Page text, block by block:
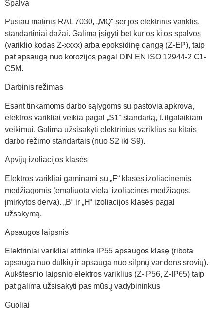
Spalva
Pusiau matinis RAL 7030, „MQ“ serijos elektrinis variklis,
standartiniai dažai. Galima įsigyti bet kurios kitos spalvos
(variklio kodas Z-xxxx) arba epoksidinę dangą (Z-EP), taip
pat apsaugą nuo korozijos pagal DIN EN ISO 12944-2 C1-
C5M.
Darbinis režimas
Esant tinkamoms darbo sąlygoms su pastovia apkrova,
elektros varikliai veikia pagal „S1“ standartą, t. ilgalaikiam
veikimui. Galima užsisakyti elektrinius variklius su kitais
darbo režimo standartais (nuo S2 iki S9).
Apvijų izoliacijos klasės
Elektros varikliai gaminami su „F“ klasės izoliacinėmis
medžiagomis (emaliuota viela, izoliacinės medžiagos,
įmirkytos derva). „B“ ir „H“ izoliacijos klasės pagal
užsakymą.
Apsaugos laipsnis
Elektriniai varikliai atitinka IP55 apsaugos klasę (ribota
apsauga nuo dulkių ir apsauga nuo silpnų vandens srovių).
Aukštesnio laipsnio elektros variklius (Z-IP56, Z-IP65) taip
pat galima užsisakyti pas mūsų vadybininkus
Guoliai